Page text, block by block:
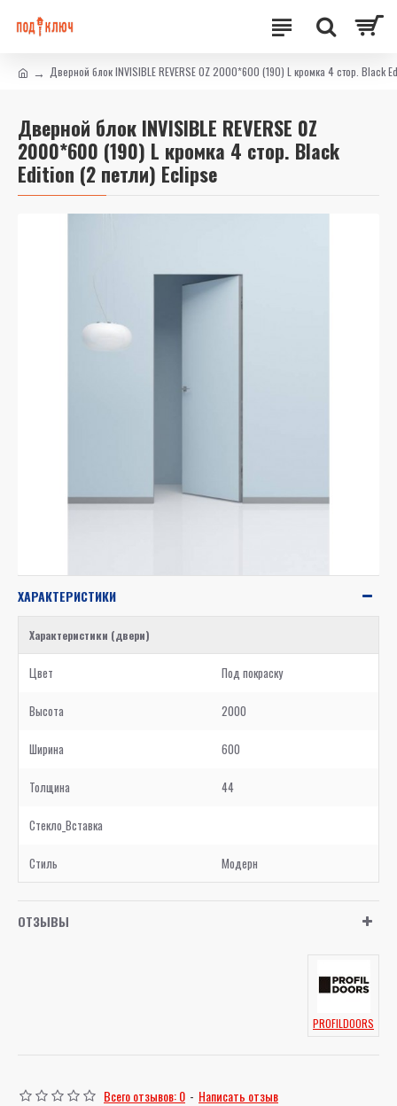
Дверной блок INVISIBLE REVERSE 0Z 2000*600 (190) L кромка 4 стор. Black
Дверной блок INVISIBLE REVERSE 0Z
2000*600 (190) L кромка 4 стор. Black
Edition (2 петли) Eclipse
ХАРАКТЕРИСТИКИ
Характеристики (двери)
Цвет Под покраску
Высота 2000
Ширина 600
Толщина 44
Стекло_Вставка
Стиль Модерн
ОТЗЫВЫ
PROFILDOORS
Всего отзывов: 0 - Написать отзыв